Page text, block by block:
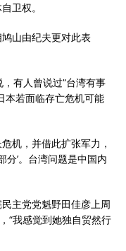
卫权。
山由纪夫更对此表
有人曾说过“台湾有事
本若面临存亡危机可能
机，并借此扩张军力，
分’。台湾问题是中国内
主党党魁野田佳彦上周
“我感觉到她独自贸然行